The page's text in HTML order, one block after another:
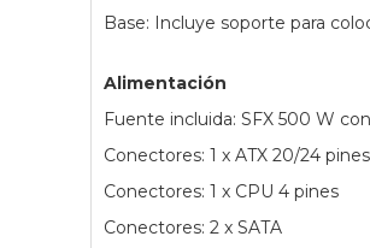
Base: Incluye soporte para
Alimentación
Fuente incluida: SFX 500 W
Conectores: 1 x ATX 20/24 pines
Conectores: 1 x CPU 4 pines
Conectores: 2 x SATA